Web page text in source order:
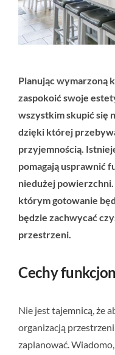
Planując wymarzoną
zaspokoić swoje
wszystkim skupić się
dzięki której
przyjemnością.
pomagają usprawnić
niedużej
którym gotowanie
będzie zachwycać
przestrzeni.
Cechy
Nie jest tajemnicą, że
organizacją
zaplanować.